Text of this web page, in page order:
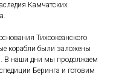
Камчатских
Тихоокеанского
корабли были заложены
В наши дни мы продолжаем
Беринга и готовим